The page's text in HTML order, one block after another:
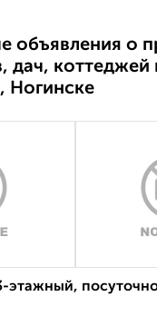
объявления о
дач, коттеджей
Ногинске
этажный,